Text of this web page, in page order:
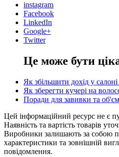
instagram
Facebook
LinkedIn
Google+
Twitter
Це може бути
Як збільшити дохід у
Як зберегти кучері на
Поради для завивки та
Цей інформаційний ресурс не є
Наявність та вартість товарів
Виробники залишають за собою
характеристики та зовнішній
повідомлення.